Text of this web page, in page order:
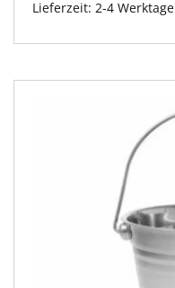
Lieferzeit: 2-4 Werktage